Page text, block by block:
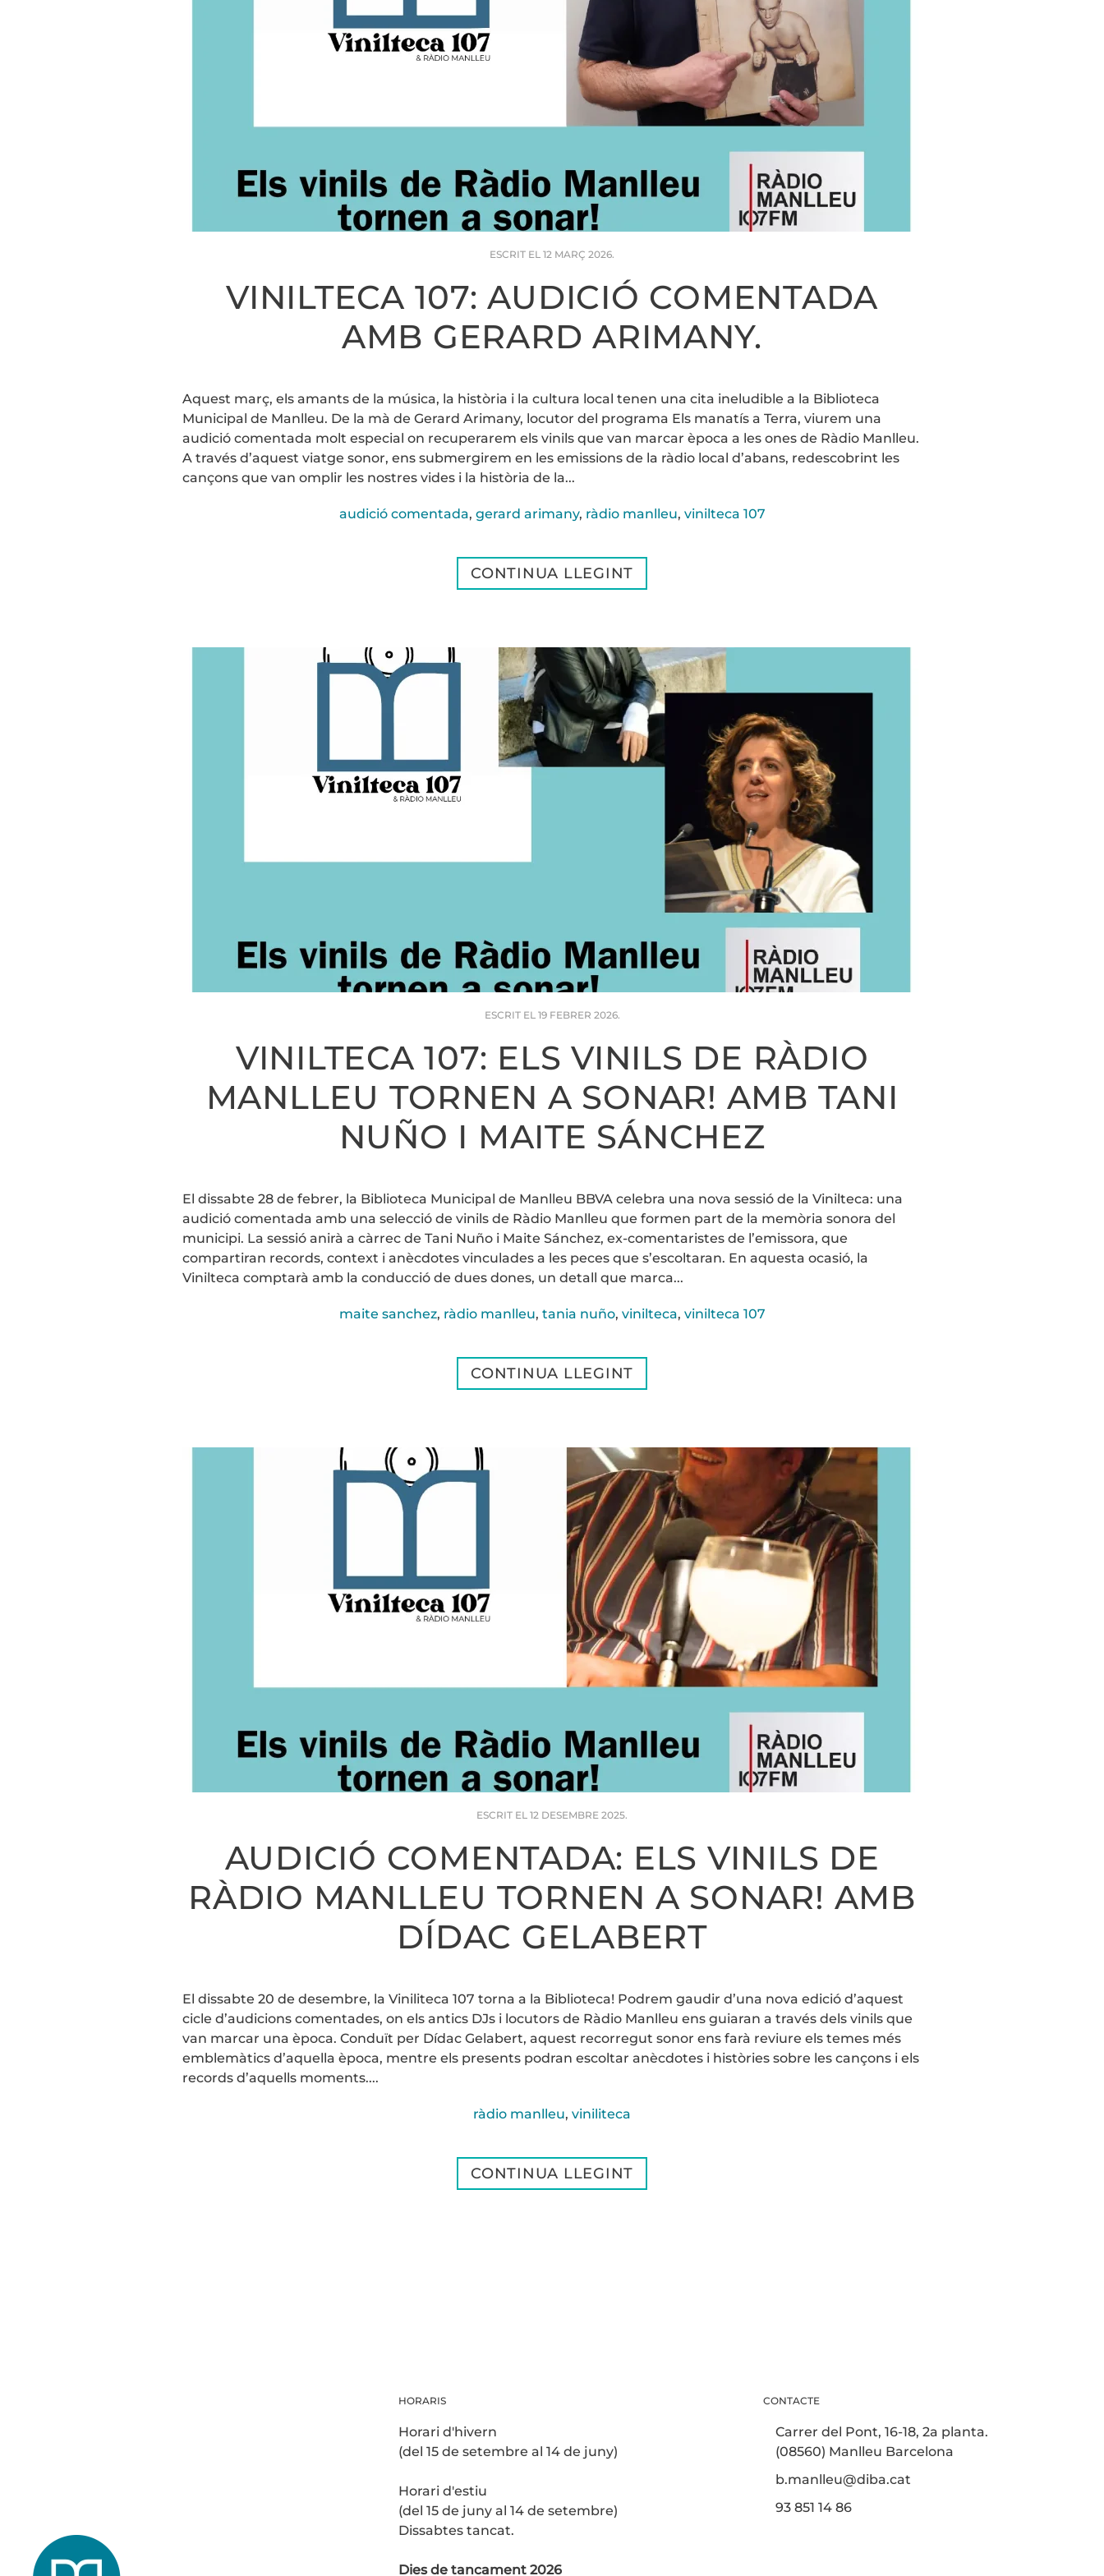
ESCRIT EL 12 MARÇ 2026.
VINILTECA 107: AUDICIÓ COMENTADA
AMB GERARD ARIMANY.
Aquest març, els amants de la música, la història i la cultura local tenen una cita ineludible a la Biblioteca
Municipal de Manlleu. De la mà de Gerard Arimany, locutor del programa Els manatís a Terra, viurem una
audició comentada molt especial on recuperarem els vinils que van marcar època a les ones de Ràdio Manlleu.
A través d’aquest viatge sonor, ens submergirem en les emissions de la ràdio local d’abans, redescobrint les
cançons que van omplir les nostres vides i la història de la...
audició comentada, gerard arimany, ràdio manlleu, vinilteca 107
CONTINUA LLEGINT
ESCRIT EL 19 FEBRER 2026.
VINILTECA 107: ELS VINILS DE RÀDIO
MANLLEU TORNEN A SONAR! AMB TANI
NUÑO I MAITE SÁNCHEZ
El dissabte 28 de febrer, la Biblioteca Municipal de Manlleu BBVA celebra una nova sessió de la Vinilteca: una
audició comentada amb una selecció de vinils de Ràdio Manlleu que formen part de la memòria sonora del
municipi. La sessió anirà a càrrec de Tani Nuño i Maite Sánchez, ex-comentaristes de l’emissora, que
compartiran records, context i anècdotes vinculades a les peces que s’escoltaran. En aquesta ocasió, la
Vinilteca comptarà amb la conducció de dues dones, un detall que marca...
maite sanchez, ràdio manlleu, tania nuño, vinilteca, vinilteca 107
CONTINUA LLEGINT
ESCRIT EL 12 DESEMBRE 2025.
AUDICIÓ COMENTADA: ELS VINILS DE
RÀDIO MANLLEU TORNEN A SONAR! AMB
DÍDAC GELABERT
El dissabte 20 de desembre, la Viniliteca 107 torna a la Biblioteca! Podrem gaudir d’una nova edició d’aquest
cicle d’audicions comentades, on els antics DJs i locutors de Ràdio Manlleu ens guiaran a través dels vinils que
van marcar una època. Conduït per Dídac Gelabert, aquest recorregut sonor ens farà reviure els temes més
emblemàtics d’aquella època, mentre els presents podran escoltar anècdotes i històries sobre les cançons i els
records d’aquells moments....
ràdio manlleu, viniliteca
CONTINUA LLEGINT
HORARIS
Horari d'hivern
(del 15 de setembre al 14 de juny)
Horari d'estiu
(del 15 de juny al 14 de setembre)
Dissabtes tancat.
Dies de tancament 2026
CONTACTE
Carrer del Pont, 16-18, 2a planta.
(08560) Manlleu Barcelona
b.manlleu@diba.cat
93 851 14 86